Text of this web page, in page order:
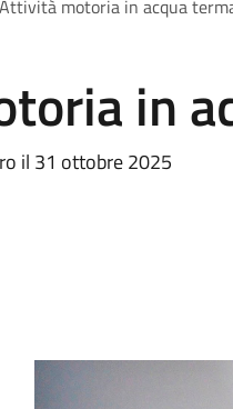
Attività motoria in acqua
in
il 31 ottobre 2025